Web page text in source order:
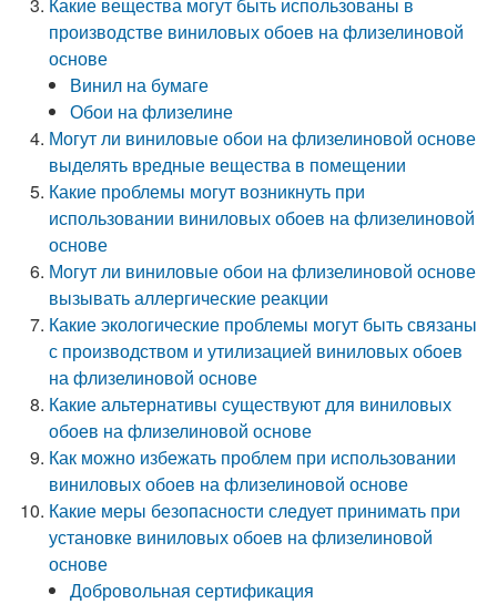
производстве виниловых обоев на флизелиновой
основе
Винил на бумаге
Обои на флизелине
Могут ли виниловые обои на флизелиновой основе
выделять вредные вещества в помещении
Какие проблемы могут возникнуть при
использовании виниловых обоев на флизелиновой
основе
Могут ли виниловые обои на флизелиновой основе
вызывать аллергические реакции
Какие экологические проблемы могут быть связаны
с производством и утилизацией виниловых обоев
на флизелиновой основе
Какие альтернативы существуют для виниловых
обоев на флизелиновой основе
Как можно избежать проблем при использовании
виниловых обоев на флизелиновой основе
Какие меры безопасности следует принимать при
установке виниловых обоев на флизелиновой
основе
Добровольная сертификация